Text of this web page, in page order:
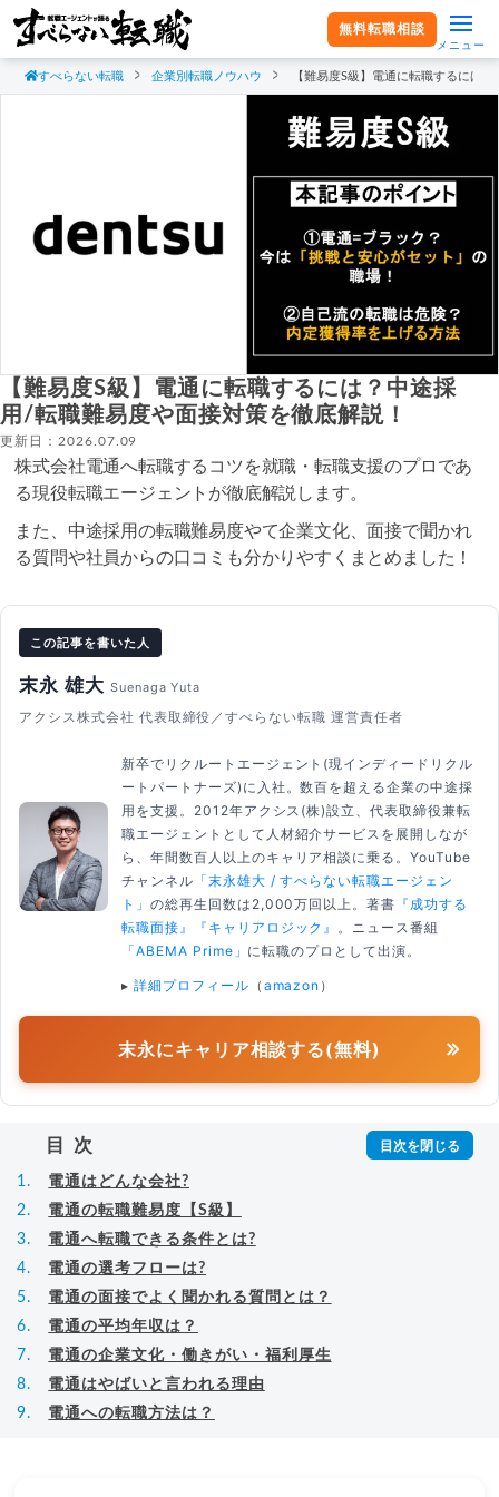
無料転職相談
メニュー
すべらない転職 企業別転職ノウハウ 【難易度S級】電通に転職するには
【難易度S級】電通に転職するには？中途採
用/転職難易度や面接対策を徹底解説！
更新日：2026.07.09
株式会社電通へ転職するコツを就職・転職支援のプロであ
る現役転職エージェントが徹底解説します。
また、中途採用の転職難易度やて企業文化、面接で聞かれ
る質問や社員からの口コミも分かりやすくまとめました！
この記事を書いた人
末永 雄大 Suenaga Yuta
アクシス株式会社 代表取締役／すべらない転職 運営責任者
新卒でリクルートエージェント(現インディードリクル
ートパートナーズ)に入社。数百を超える企業の中途採
用を支援。2012年アクシス(株)設立、代表取締役兼転
職エージェントとして人材紹介サービスを展開しなが
ら、年間数百人以上のキャリア相談に乗る。YouTube
チャンネル 「末永雄大 / すべらない転職エージェン
ト」 の総再生回数は2,000万回以上。著書 『成功する
転職面接』
『キャリアロジック』
。ニュース番組
「ABEMA Prime」 に転職のプロとして出演。
▸ 詳細プロフィール （ amazon ）
末永にキャリア相談する(無料)
目次
電通はどんな会社?
電通の転職難易度【S級】
電通へ転職できる条件とは?
電通の選考フローは?
電通の面接でよく聞かれる質問とは？
電通の平均年収は？
電通の企業文化・働きがい・福利厚生
電通はやばいと言われる理由
電通への転職方法は？